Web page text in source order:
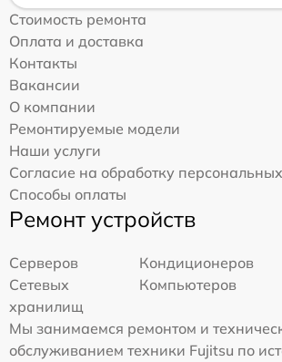
Стоимость ремонта
Оплата и доставка
Контакты
Вакансии
О компании
Ремонтируемые модели
Наши услуги
Согласие на обработку
Способы оплаты
Ремонт устройств
Серверов
Кондиционеров
Сетевых
хранилищ
Компьютеров
Мы занимаемся ремонтом и
обслуживанием техники Fujitsu по